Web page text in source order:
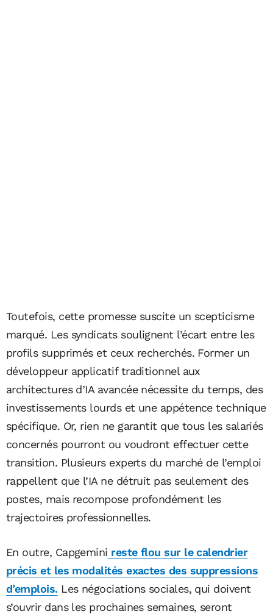
Toutefois, cette promesse suscite un scepticisme
marqué. Les syndicats soulignent l’écart entre les
profils supprimés et ceux recherchés. Former un
développeur applicatif traditionnel aux
architectures d’IA avancée nécessite du temps, des
investissements lourds et une appétence technique
spécifique. Or, rien ne garantit que tous les salariés
concernés pourront ou voudront effectuer cette
transition. Plusieurs experts du marché de l’emploi
rappellent que l’IA ne détruit pas seulement des
postes, mais recompose profondément les
trajectoires professionnelles.
En outre, Capgemini reste flou sur le calendrier
précis et les modalités exactes des suppressions
d’emplois. Les négociations sociales, qui doivent
s’ouvrir dans les prochaines semaines, seront